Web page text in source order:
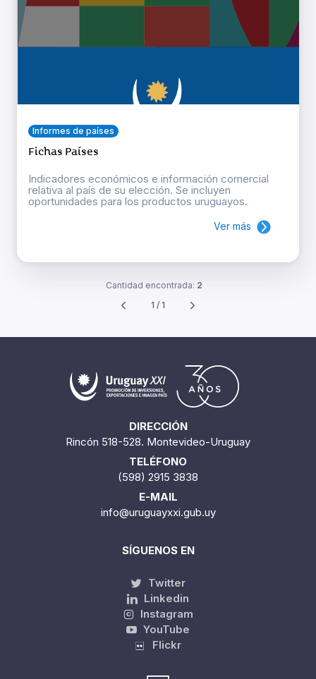
Informes de países
Fichas Países
Indicadores económicos e información comercial
relativa al país de su elección. Se incluyen
oportunidades para los productos uruguayos.
Ver más
Cantidad encontrada: 2
1 / 1
DIRECCIÓN
Rincón 518-528. Montevideo-Uruguay
TELÉFONO
(598) 2915 3838
E-MAIL
info@uruguayxxi.gub.uy
SÍGUENOS EN
Twitter
Linkedin
Instagram
YouTube
Flickr